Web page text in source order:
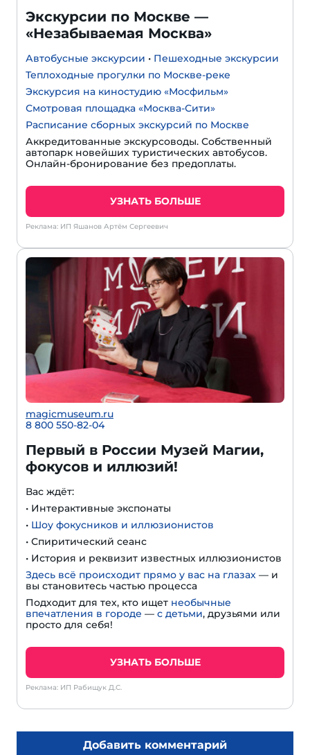
Экскурсии по Москве —
«Незабываемая Москва»
Автобусные экскурсии • Пешеходные экскурсии
Теплоходные прогулки по Москве-реке
Экскурсия на киностудию «Мосфильм»
Смотровая площадка «Москва-Сити»
Расписание сборных экскурсий по Москве
Аккредитованные экскурсоводы. Собственный
автопарк новейших туристических автобусов.
Онлайн-бронирование без предоплаты.
УЗНАТЬ БОЛЬШЕ
Реклама: ИП Яшанов Артём Сергеевич
magicmuseum.ru
8 800 550-82-04
Первый в России Музей Магии,
фокусов и иллюзий!
Вас ждёт:
• Интерактивные экспонаты
• Шоу фокусников и иллюзионистов
• Спиритический сеанс
• История и реквизит известных иллюзионистов
Здесь всё происходит прямо у вас на глазах — и
вы становитесь частью процесса
Подходит для тех, кто ищет необычные
впечатления в городе — с детьми, друзьями или
просто для себя!
УЗНАТЬ БОЛЬШЕ
Реклама: ИП Рабищук Д.С.
Добавить комментарий